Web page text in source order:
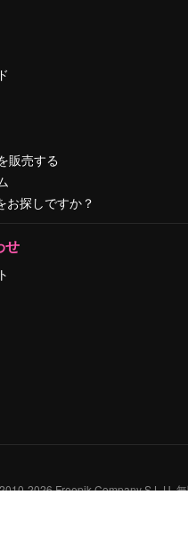
販売する
お探しですか？
せ
2026Freepik Company S.L.U.